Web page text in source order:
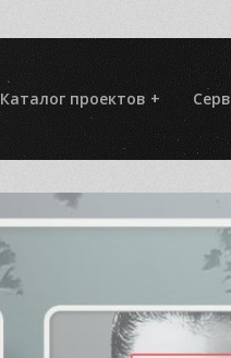
Каталог проектов +